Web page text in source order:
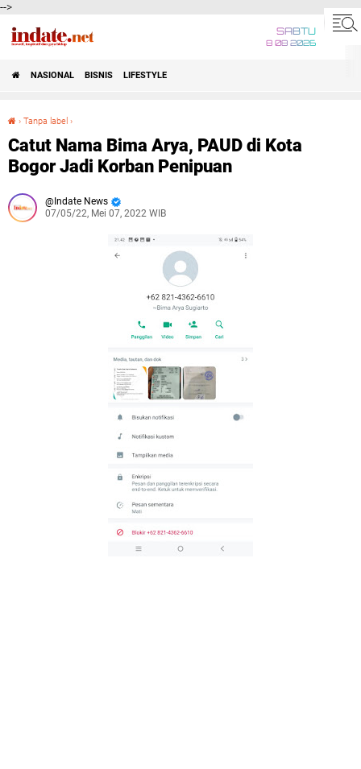
-->
SABTU
8 08 2026
NASIONAL BISNIS LIFESTYLE
› Tanpa label ›
Catut Nama Bima Arya, PAUD di Kota
Bogor Jadi Korban Penipuan
Indate News
07/05/22, Mei 07, 2022 WIB